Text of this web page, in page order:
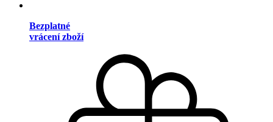
Bezplatné
vrácení zboží